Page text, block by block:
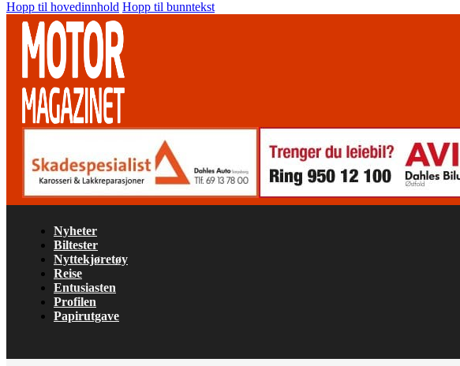
Hopp til hovedinnhold Hopp til bunntekst
Nyheter
Biltester
Nyttekjøretøy
Reise
Entusiasten
Profilen
Papirutgave